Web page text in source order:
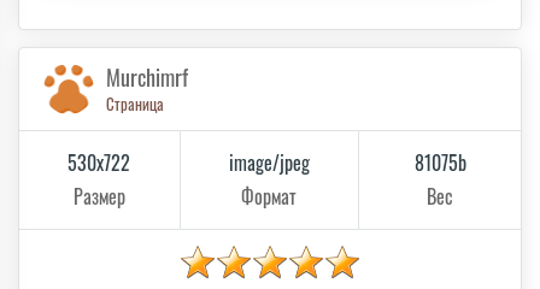
Murchimrf
Страница
530x722
Размер
image/jpeg
Формат
81075b
Вес